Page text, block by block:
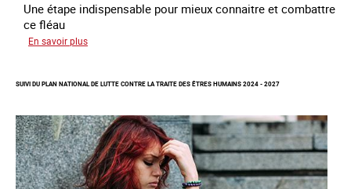
Une étape indispensable pour mieux connaitre et combattre
ce fléau
En savoir plus
qualité
statistiques
sur
la
traite
des
SUIVI DU PLAN NATIONAL DE LUTTE CONTRE LA TRAITE DES ÊTRES HUMAINS 2024 - 2027